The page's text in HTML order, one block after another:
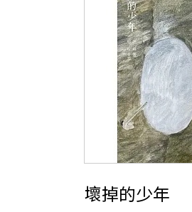
壞掉的少年